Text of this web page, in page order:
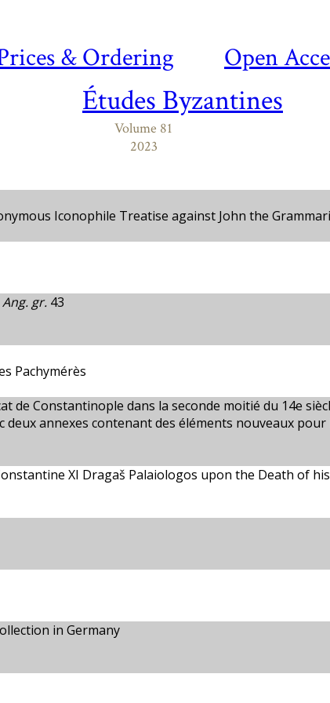
& Ordering Open
Études Byzantines
Volume 81
2023
Iconophile Treatise against John the
Ang. gr. 43
Pachymérès
Constantinople dans la seconde moitié du 14e
deux annexes contenant des éléments nouveaux
XI Dragaš Palaiologos upon the Death of
in Germany